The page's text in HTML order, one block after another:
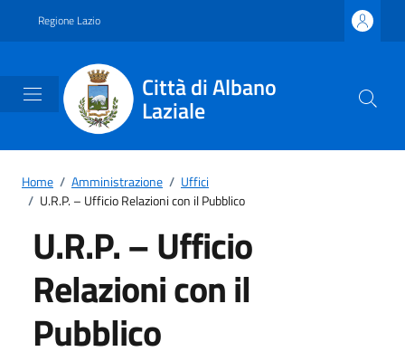
Regione Lazio
Città di Albano
Laziale
Home / Amministrazione / Uffici
/ U.R.P. – Ufficio Relazioni con il Pubblico
U.R.P. – Ufficio
Relazioni con il
Pubblico